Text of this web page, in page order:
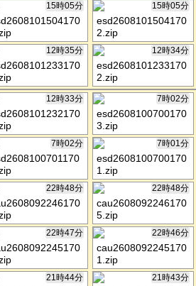
15時05分 15時05分
esd2608101504170
2.zip
12時35分 12時34分
esd2608101233170
2.zip
12時33分 7時02分
esd2608100700170
3.zip
7時02分 7時01分
esd2608100700170
1.zip
22時48分 22時48分
cau2608092246170
5.zip
22時47分 22時46分
cau2608092245170
1.zip
21時44分 21時43分